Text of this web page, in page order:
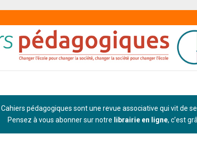
Cahiers pédagogiques sont une revue associative qui vit de
Pensez à vous abonner sur notre librairie en ligne, c’est